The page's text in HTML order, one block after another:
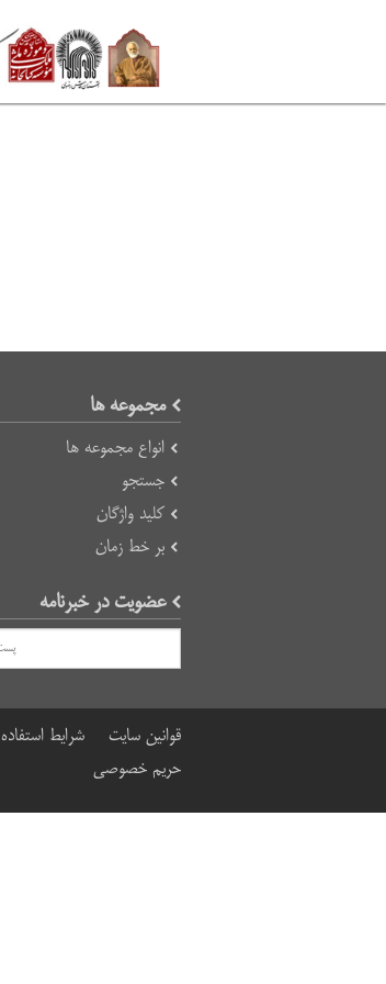
مجموعه ها
انواع مجموعه ها
جستجو
کلید واژگان
بر خط زمان
عضویت در خبرنامه
قوانین سایت
شرایط استفاده
حریم خصوصی